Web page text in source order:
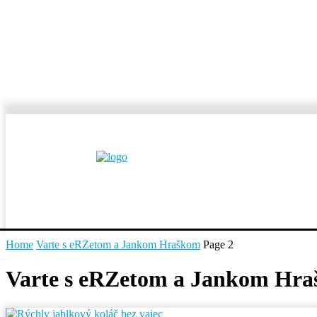
Home Varte s eRZetom a Jankom Hraškom Page 2
Varte s eRZetom a Jankom